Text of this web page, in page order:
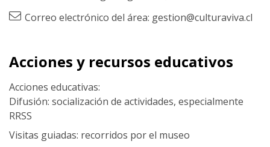
Correo electrónico del área: gestion@culturaviva.cl
Acciones y recursos educativos
Acciones educativas:
Difusión: socialización de actividades, especialmente
RRSS
Visitas guiadas: recorridos por el museo